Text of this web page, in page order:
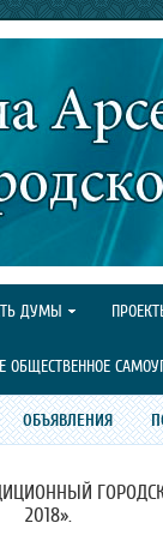
ДУМЫ
ОБЩЕСТВЕННОЕ
ОБЪЯВЛЕНИЯ
2018».